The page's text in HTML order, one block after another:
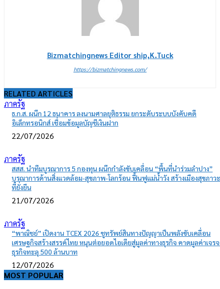
Bizmatchingnews Editor ship,K.Tuck
https://bizmatchingnews.com/
RELATED ARTICLES
ภาครัฐ
ธ.ก.ส. ผนึก 12 ธนาคาร ลงนามศาลยุติธรรม ยกระดับระบบบังคับคดี
อิเล็กทรอนิกส์ เชื่อมข้อมูลบัญชีเงินฝาก
22/07/2026
ภาครัฐ
สสส. นำทีมบูรณาการ 5 กองทุน ผนึกกำลังขับเคลื่อน “พื้นที่นำร่วมลำปาง”
บูรณาการด้านสิ่งแวดล้อม-สุขภาพ-โลกร้อน ฟื้นฟูแม่น้ำวัง สร้างเมืองสุขภาวะ
ที่ยั่งยืน
21/07/2026
ภาครัฐ
“พาณิชย์” เปิดงาน TCEX 2026 ชูทรัพย์สินทางปัญญาเป็นพลังขับเคลื่อน
เศรษฐกิจสร้างสรรค์ไทย หนุนต่อยอดไอเดียสู่มูลค่าทางธุรกิจ คาดมูลค่าเจร
ธุรกิจทะลุ 500 ล้านบาท
12/07/2026
MOST POPULAR